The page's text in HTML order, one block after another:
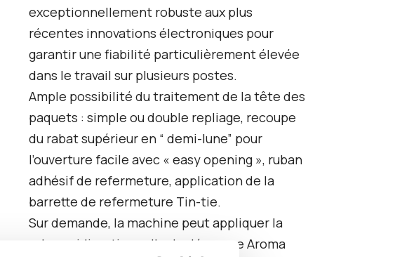
exceptionnellement robuste aux plus
récentes innovations électroniques pour
garantir une fiabilité particulièrement élevée
dans le travail sur plusieurs postes.
Ample possibilité du traitement de la tête des
paquets : simple ou double repliage, recoupe
du rabat supérieur en “ demi-lune” pour
l’ouverture facile avec « easy opening », ruban
adhésif de refermeture, application de la
barrette de refermeture Tin-tie.
Sur demande, la machine peut appliquer la
valve unidirectionnelle de dégazage Aroma